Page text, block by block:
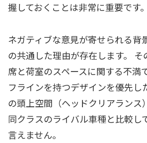
握しておくことは非常に重要です。
ネガティブな意見が寄せられる背
の共通した理由が存在します。
席と荷室のスペースに関する不満
フラインを持つデザインを優先し
の頭上空間（ヘッドクリアランス
同クラスのライバル車種と比較し
言えません。